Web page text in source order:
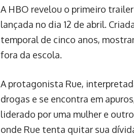
A HBO revelou o primeiro
lançada no dia 12 de abril.
temporal de cinco anos,
fora da escola.
A protagonista Rue,
drogas e se encontra em
liderado por uma mulher e
onde Rue tenta quitar sua